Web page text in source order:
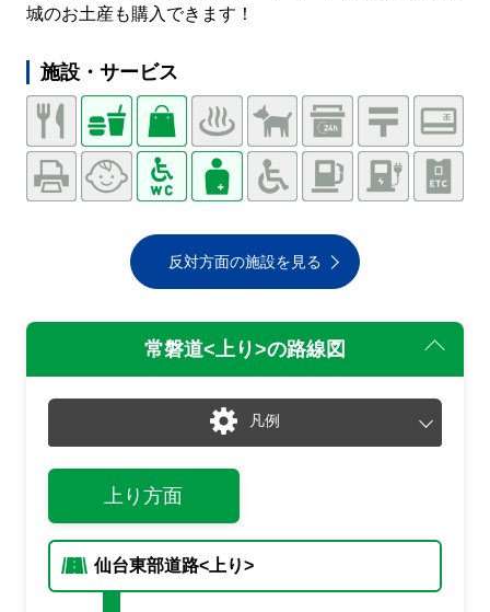
城のお土産も購入できます！
施設・サービス
反対方面の施設を見る
常磐道<上り>の路線図
凡例
通常
通行止め
入口あり
入 出口あり 出
入口封鎖
上り方面
仙台東部道路<上り>